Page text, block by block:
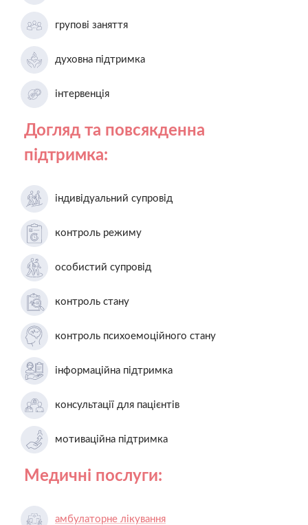
групові заняття
духовна підтримка
інтервенція
Догляд та повсякденна
підтримка:
індивідуальний супровід
контроль режиму
особистий супровід
контроль стану
контроль психоемоційного стану
інформаційна підтримка
консультації для пацієнтів
мотиваційна підтримка
Медичні послуги:
амбулаторне лікування